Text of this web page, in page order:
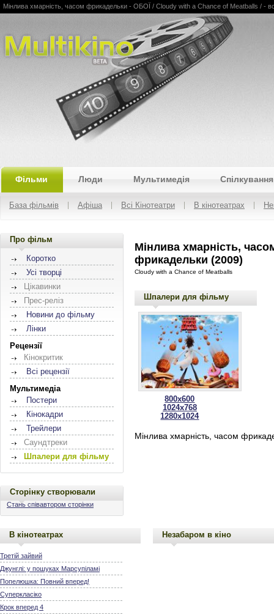
Multikino
Мінлива хмарність, часом фрикадельки - ОБОЇ / Cloudy with a Chance of Meatballs / - все
Фільми Люди Мультимедія Спілкування
База фільмів Афіша Всі Кінотеатри В кінотеатрах
Про фільм
Коротко
Усі творці
Цікавинки
Прес-реліз
Новини до фільму
Лінки
Рецензії
Кінокритик
Всі рецензії
Мультимедіа
Постери
Кінокадри
Трейлери
Саундтреки
Шпалери для фільму
Сторінку створювали
Стань співавтором сторінки
Мінлива хмарність,
фрикадельки (2009)
Cloudy with a Chance of Meatballs
Шпалери для фільму
800x600
1024x768
1280x1024
Мінлива хмарність, часом
В кінотеатрах
Третій зайвий
Джунглі: у пошуках Марсупіламі
Попелюшка: Повний вперед!
Суперкласіко
Крок вперед 4
Незабаром в кіно